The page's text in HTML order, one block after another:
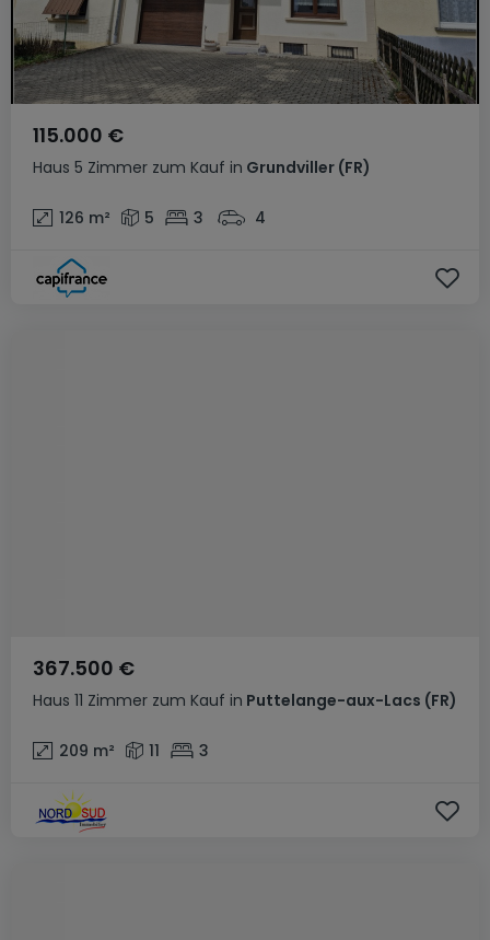
Haus 5 Zimmer zum Kauf in Grundviller (FR)
115.000 €
126 m² 5 3 4
Haus 11 Zimmer zum Kauf in Puttelange-aux-Lacs (FR)
367.500 €
209 m² 11 3